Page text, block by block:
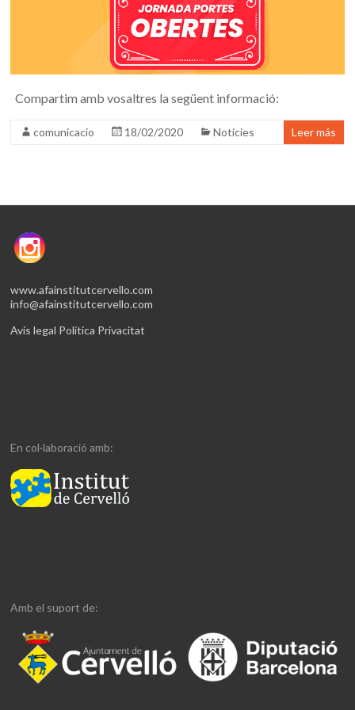
Compartim amb vosaltres la següent informació:
comunicacio 18/02/2020 Notícies Leer más
www.afainstitutcervello.com
info@afainstitutcervello.com
Avís legal Política Privacitat
En col·laboració amb:
Amb el suport de: